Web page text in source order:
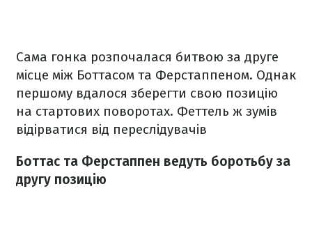
Сама гонка розпочалася битвою за друге
місце між Боттасом та Ферстаппеном. Однак
першому вдалося зберегти свою позицію
на стартових поворотах. Феттель ж зумів
відірватися від переслідувачів
Боттас та Ферстаппен ведуть боротьбу за
другу позицію